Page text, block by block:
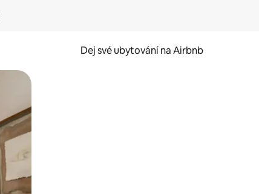
Dej své ubytování na Airbnb